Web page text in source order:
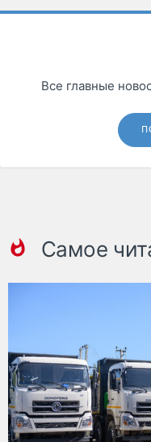
Все главные
Самое